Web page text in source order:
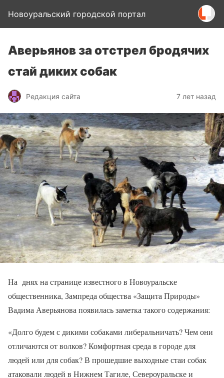
Новоуральский городской портал
Аверьянов за отстрел бродячих
стай диких собак
Редакция сайта 7 лет назад
На днях на странице известного в Новоуральске
общественника, Зампреда общества «Защита Природы»
Вадима Аверьянова появилась заметка такого содержания:
«Долго будем с дикими собаками либеральничать? Чем они
отличаются от волков? Комфортная среда в городе для
людей или для собак? В прошедшие выходные стаи собак
атаковали людей в Нижнем Тагиле, Североуральске и